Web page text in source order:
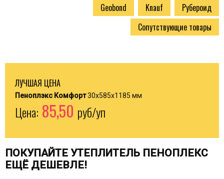
Geobond
Knauf
Рубероид
Сопутствующие товары
ЛУЧШАЯ ЦЕНА
Пеноплэкс Комфорт30x585x1185 мм
Цена: 85,50 руб/уп
ПОКУПАЙТЕ УТЕПЛИТЕЛЬ ПЕНОПЛЕКС
ЕЩЁ ДЕШЕВЛЕ!